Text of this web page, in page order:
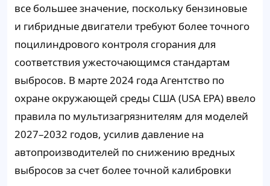
все большее значение, поскольку бензиновые
и гибридные двигатели требуют более точного
поцилиндрового контроля сгорания для
соответствия ужесточающимся стандартам
выбросов. В марте 2024 года Агентство по
охране окружающей среды США (USA EPA) ввело
правила по мультизагрязнителям для моделей
2027–2032 годов, усилив давление на
автопроизводителей по снижению вредных
выбросов за счет более точной калибровки